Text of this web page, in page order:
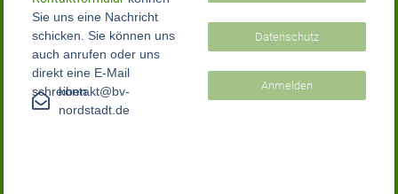
Sie uns eine Nachricht
schicken. Sie können uns
auch anrufen oder uns
direkt eine E-Mail
schreiben.
kontakt@bv-
nordstadt.de
Datenschutz
Anmelden